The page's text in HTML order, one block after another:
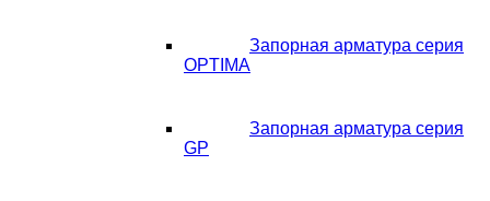
Запорная арматура серия
OPTIMA
Запорная арматура серия
GP